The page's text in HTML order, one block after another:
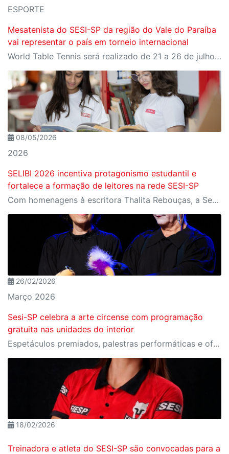
ESPORTE
Mesatenista do SESI-SP da região do Vale do Paraíba
vai representar o país em torneio internacional
World Table Tennis será realizado de 21 a 26 de julho, em São José dos Campos
08/05/2026
2026
SELIBI 2026 incentiva protagonismo estudantil e
fortalece a formação de leitores na rede SESI-SP
Com homenagens à escritora Thalita Rebouças, a Semana do Livro e da Biblioteca promove criatividade, produção autoral e diferentes formas de expressão entre estudantes da Educação Infantil à EJA
26/02/2026
Março 2026
Sesi-SP celebra a arte circense com programação
gratuita nas unidades do interior
Espetáculos premiados, palestras performáticas e oficinas de palhaçaria feminina em cidades como Campinas, Taubaté e Santos.
18/02/2026
Treinadora e atleta do SESI-SP são convocadas para a